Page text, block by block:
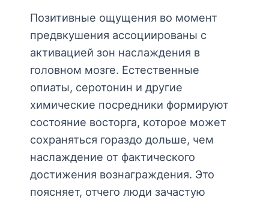
Позитивные ощущения во момент
предвкушения ассоциированы с
активацией зон наслаждения в
головном мозге. Естественные
опиаты, серотонин и другие
химические посредники формируют
состояние восторга, которое может
сохраняться гораздо дольше, чем
наслаждение от фактического
достижения вознаграждения. Это
поясняет, отчего люди зачастую